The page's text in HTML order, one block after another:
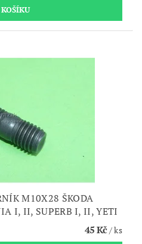
M10X28 ŠKODA
I, II, SUPERB I, II, YETI
45 Kč/ ks